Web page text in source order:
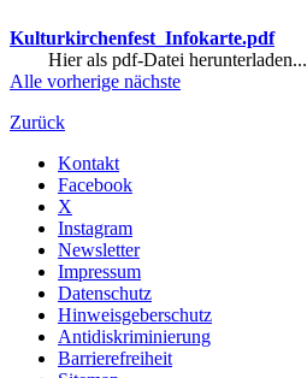
Kulturkirchenfest_Infokarte.pdf
Hier als pdf-Datei herunterladen...
Alle vorherige nächste
Zurück
Kontakt
Facebook
X
Instagram
Newsletter
Impressum
Datenschutz
Hinweisgeberschutz
Antidiskriminierung
Barrierefreiheit